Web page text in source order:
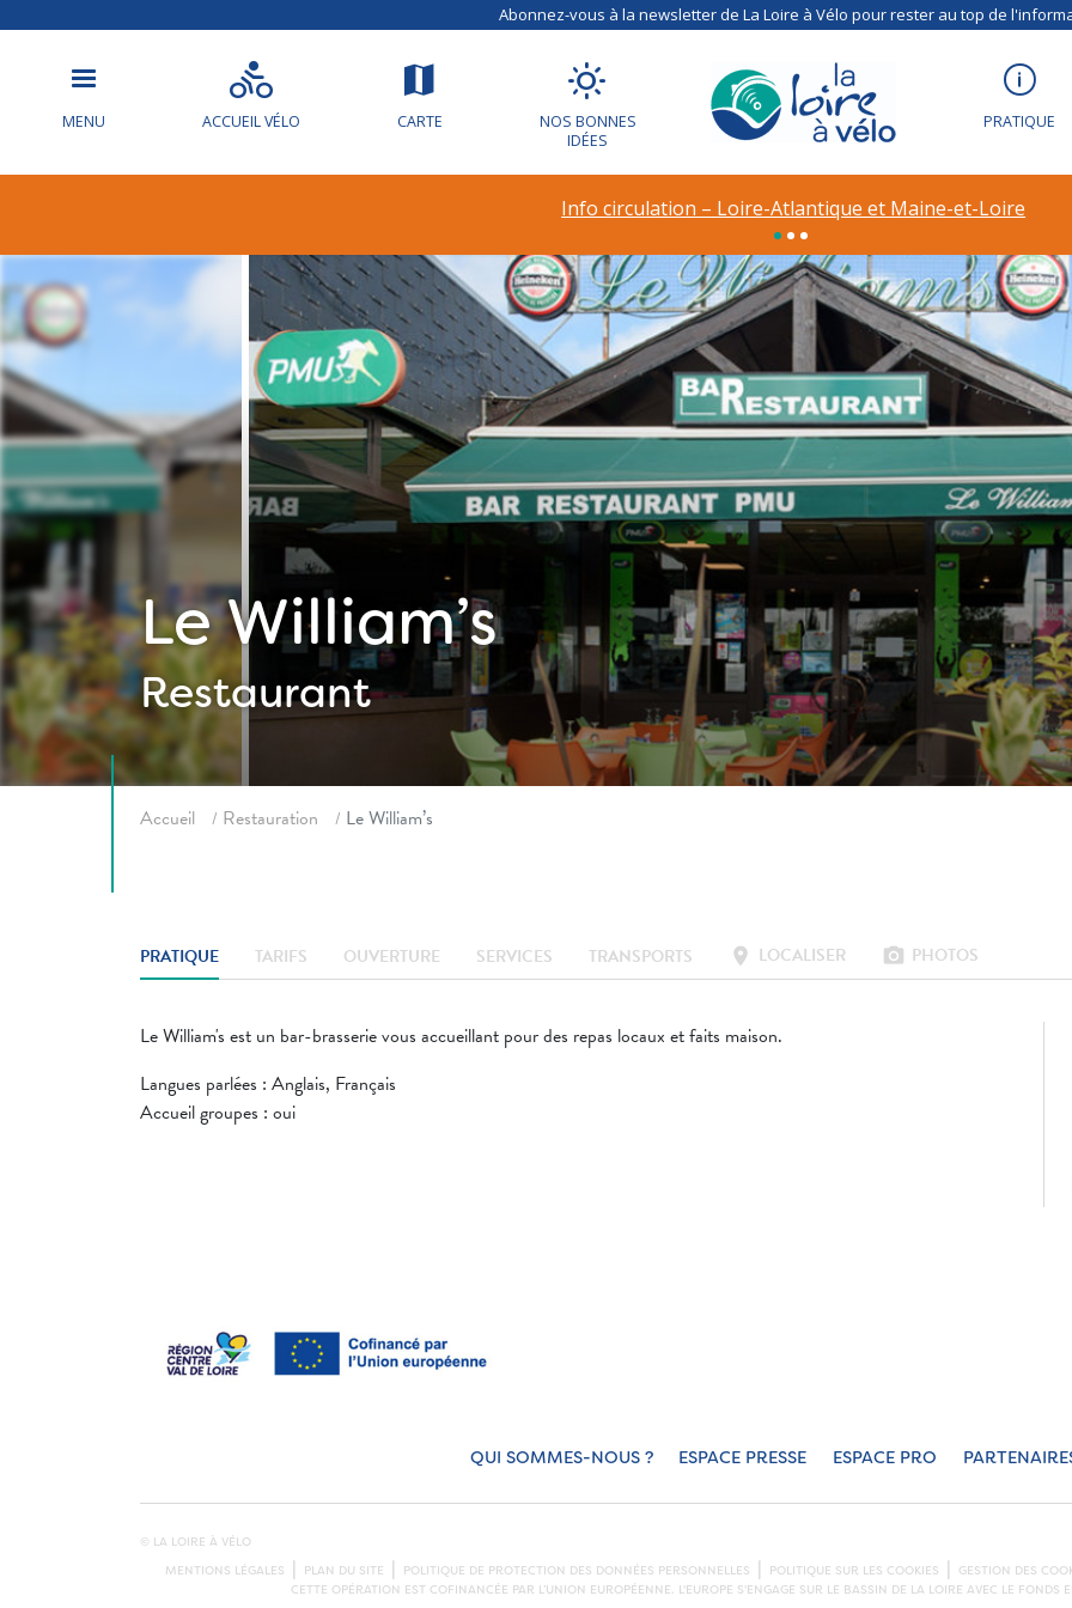
Abonnez-vous à la newsletter de La Loire à Vélo pour rester au top de
MENU ACCUEIL VÉLO CARTE
NOS BONNES
IDÉES
PRATIQUE
Info circulation – Loire-Atlantique et Maine-et-Loire
Le William’s
Restaurant
Accueil Restauration Le William’s
PRATIQUE TARIFS OUVERTURE SERVICES TRANSPORTS location_on LOCALISER photo_camera PHOTOS
Le William's est un bar-brasserie vous accueillant pour des repas locaux et faits maison.
Langues parlées : Anglais, Français
Accueil groupes : oui
QUI SOMMES-NOUS ? ESPACE PRESSE ESPACE PRO
© LA LOIRE À VÉLO
MENTIONS LÉGALES
PLAN DU SITE POLITIQUE DE PROTECTION DES DONNÉES PERSONNELLES POLITIQUE SUR LES COOKIES GESTION DES
CETTE OPÉRATION EST COFINANCÉE PAR L’UNION EUROPÉENNE. L'EUROPE S'ENGAGE SUR LE BASSIN DE LA LOIRE AVEC LE FONDS